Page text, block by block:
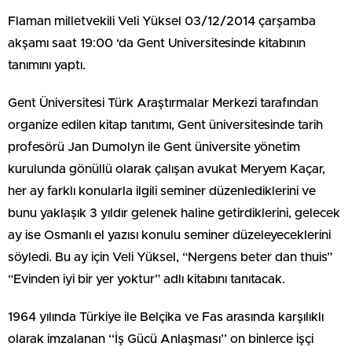
Flaman milletvekili Veli Yüksel 03/12/2014 çarşamba
akşamı saat 19:00 ‘da Gent Universitesinde kitabının
tanımını yaptı.
Gent Üniversitesi Türk Araştırmalar Merkezi tarafından
organize edilen kitap tanıtımı, Gent üniversitesinde tarih
profesörü Jan Dumolyn ile Gent üniversite yönetim
kurulunda gönüllü olarak çalışan avukat Meryem Kaçar,
her ay farklı konularla ilgili seminer düzenlediklerini ve
bunu yaklaşık 3 yıldır gelenek haline getirdiklerini, gelecek
ay ise Osmanlı el yazısı konulu seminer düzeleyeceklerini
söyledi. Bu ay için Veli Yüksel, “Nergens beter dan thuis”
“Evinden iyi bir yer yoktur” adlı kitabını tanıtacak.
1964 yılında Türkiye ile Belçika ve Fas arasında karşılıklı
olarak imzalanan ‘‘İş Gücü Anlaşması’’ on binlerce işçi